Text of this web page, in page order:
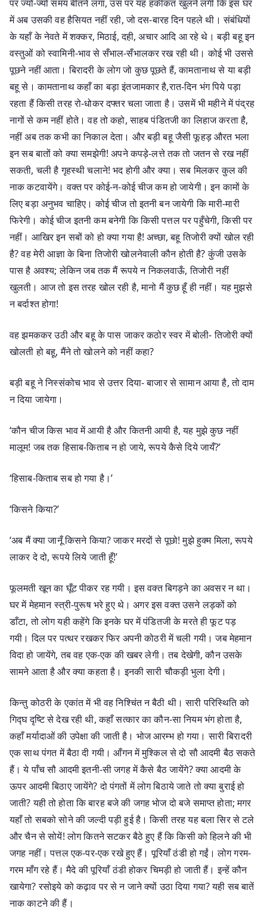
पर ज्यों-ज्यों समय बीतने लगा, उस पर यह हकीकत खुलने लगी कि इस घर
में अब उसकी वह हैसियत नहीं रही, जो दस-बारह दिन पहले थी। संबंधियों
के यहाँ के नेवते में शक्कर, मिठाई, दही, अचार आदि आ रहे थे। बड़ी बहू इन
वस्तुओं को स्वामिनी-भाव से सँभाल-सँभालकर रख रही थी। कोई भी उससे
पूछने नहीं आता। बिरादरी के लोग जो कुछ पूछते हैं, कामतानाथ से या बड़ी
बहू से। कामतानाथ कहाँ का बड़ा इंतजामकार है,रात-दिन भंग पिये पड़ा
रहता हैं किसी तरह रो-धोकर दफ्तर चला जाता है। उसमें भी महीने में पंद्रह
नागों से कम नहीं होते। वह तो कहो, साहब पंडितजी का लिहाज करता है,
नहीं अब तक कभी का निकाल देता। और बड़ी बहू जैसी फूहड़ औरत भला
इन सब बातों को क्या समझेगी! अपने कपड़े-लत्ते तक तो जतन से रख नहीं
सकती, चली है गृहस्थी चलाने! भद होगी और क्या। सब मिलकर कुल की
नाक कटवायेंगे। वक्त पर कोई-न-कोई चीज कम हो जायेगी। इन कामों के
लिए बड़ा अनुभव चाहिए। कोई चीज तो इतनी बन जायेगी कि मारी-मारी
फिरेगी। कोई चीज इतनी कम बनेगी कि किसी पत्तल पर पहुँचेगी, किसी पर
नहीं। आखिर इन सबों को हो क्या गया है! अच्छा, बहू तिजोरी क्यों खोल रही
है? वह मेरी आज्ञा के बिना तिजोरी खोलनेवाली कौन होती है? कुंजी उसके
पास है अवश्य; लेकिन जब तक मैं रूपये न निकलवाऊँ, तिजोरी नहीं
खुलती। आज तो इस तरह खोल रही है, मानो मैं कुछ हूँ ही नहीं। यह मुझसे
न बर्दाश्त होगा!
वह झमककर उठी और बहू के पास जाकर कठोर स्वर में बोली- तिजोरी क्यों
खोलती हो बहू, मैंने तो खोलने को नहीं कहा?
बड़ी बहू ने निस्संकोच भाव से उत्तर दिया- बाजार से सामान आया है, तो दाम
न दिया जायेगा।
‘कौन चीज किस भाव में आयी है और कितनी आयी है, यह मुझे कुछ नहीं
मालूम! जब तक हिसाब-किताब न हो जाये, रूपये कैसे दिये जायँ?’
‘हिसाब-किताब सब हो गया है।’
‘किसने किया?’
‘अब मैं क्या जानूँ किसने किया? जाकर मरदों से पूछो! मुझे हुक्म मिला, रूपये
लाकर दे दो, रूपये लिये जाती हूँ!’
फूलमती खून का घूँट पीकर रह गयी। इस वक्त बिगड़ने का अवसर न था।
घर में मेहमान स्त्री-पुरूष भरे हुए थे। अगर इस वक्त उसने लड़कों को
डाँटा, तो लोग यही कहेंगे कि इनके घर में पंडितजी के मरते ही फूट पड़
गयी। दिल पर पत्थर रखकर फिर अपनी कोठरी में चली गयी। जब मेहमान
विदा हो जायेंगे, तब वह एक-एक की खबर लेगी। तब देखेगी, कौन उसके
सामने आता है और क्या कहता है। इनकी सारी चौकड़ी भुला देगी।
किन्तु कोठरी के एकांत में भी वह निश्चिंत न बैठी थी। सारी परिस्थिति को
गिद्घ दृष्टि से देख रही थी, कहाँ सत्कार का कौन-सा नियम भंग होता है,
कहाँ मर्यादाओं की उपेक्षा की जाती है। भोज आरम्भ हो गया। सारी बिरादरी
एक साथ पंगत में बैठा दी गयी। आँगन में मुश्किल से दो सौ आदमी बैठ सकते
हैं। ये पाँच सौ आदमी इतनी-सी जगह में कैसे बैठ जायेंगे? क्या आदमी के
ऊपर आदमी बिठाए जायेंगे? दो पंगतों में लोग बिठाये जाते तो क्या बुराई हो
जाती? यही तो होता कि बारह बजे की जगह भोज दो बजे समाप्त होता; मगर
यहाँ तो सबको सोने की जल्दी पड़ी हुई है। किसी तरह यह बला सिर से टले
और चैन से सोयें! लोग कितने सटकर बैठे हुए हैं कि किसी को हिलने की भी
जगह नहीं। पत्तल एक-पर-एक रखे हुए हैं। पूरियाँ ठंडी हो गईं। लोग गरम-
गरम माँग रहे हैं। मैदे की पूरियाँ ठंडी होकर चिमड़ी हो जाती हैं। इन्हें कौन
खायेगा? रसोइये को कढ़ाव पर से न जाने क्यों उठा दिया गया? यही सब बातें
नाक काटने की हैं।